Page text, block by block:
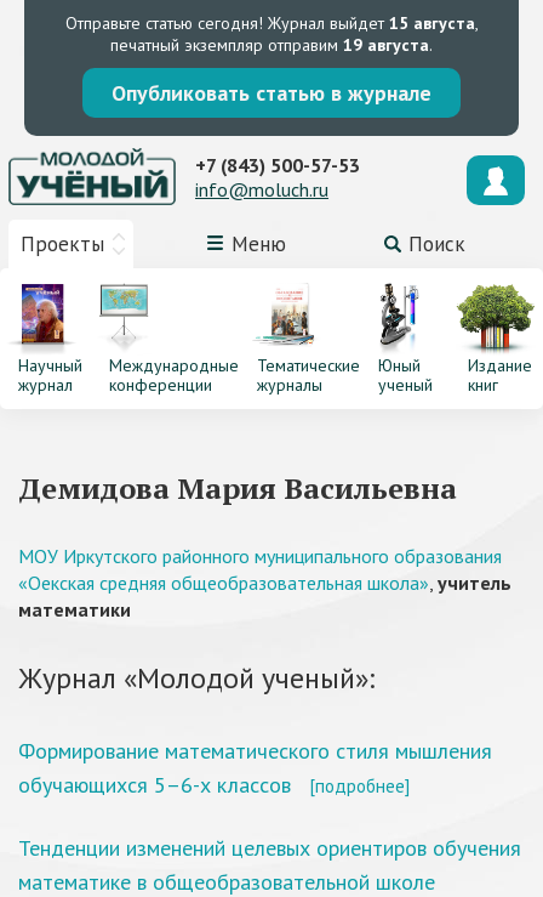
Отправьте статью сегодня! Журнал выйдет15 августа,
печатный экземпляр отправим 19 августа.
Опубликовать статью в журнале
Проекты Меню Поиск
+7 (843) 500-57-53
info@moluch.ru
Научный
журнал
Международные
конференции
Тематические
журналы
Юный
ученый
Издание
книг
Демидова Мария Васильевна
МОУ Иркутского районного муниципального образования
«Оекская средняя общеобразовательная школа», учитель
математики
Журнал «Молодой ученый»:
Формирование математического стиля мышления
обучающихся 5–6-х классов
[подробнее]
Тенденции изменений целевых ориентиров обучения
математике в общеобразовательной школе